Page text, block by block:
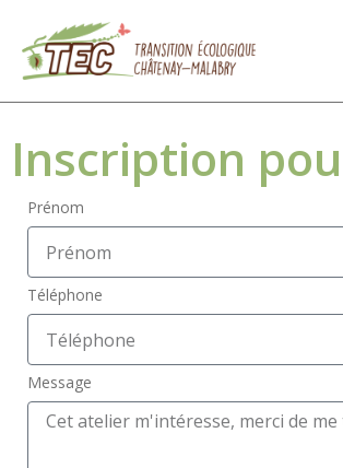
Inscription
Prénom
Téléphone
Message